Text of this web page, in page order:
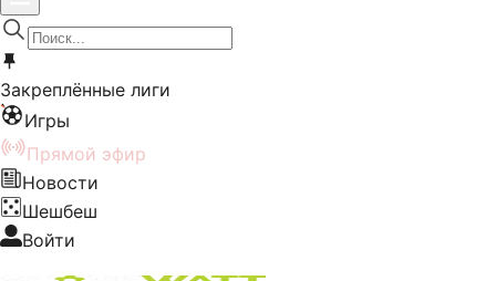
Закреплённые лиги
Игры
Прямой эфир
Новости
Шешбеш
Войти